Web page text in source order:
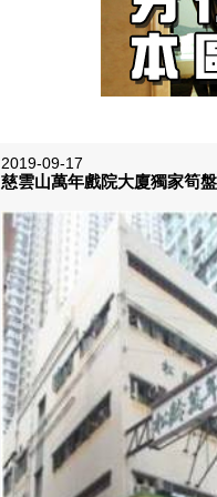
2019-09-17
慈雲山萬年戲院大廈獨家筍